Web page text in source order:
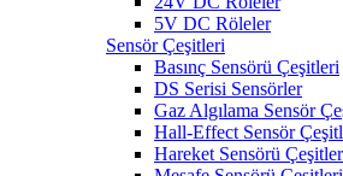
5V DC Röleler
Sensör Çeşitleri
Basınç Sensörü Çeşitleri
DS Serisi Sensörler
Gaz Algılama Sensör
Hall-Effect Sensör
Hareket Sensörü